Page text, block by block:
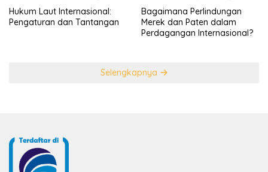
Hukum Laut Internasional:
Pengaturan dan Tantangan
Bagaimana Perlindungan
Merek dan Paten dalam
Perdagangan Internasional?
Selengkapnya